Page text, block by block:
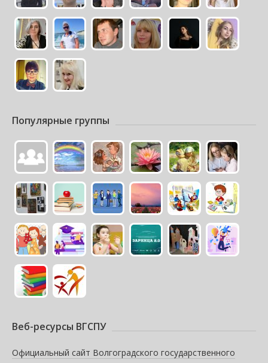
Популярные группы
Веб-ресурсы ВГСПУ
Официальный сайт Волгоградского государственного